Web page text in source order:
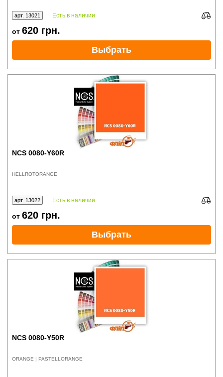
арт. 13021 Есть в наличии
от 620 грн.
Выбрать
NCS 0080-Y60R
HELLROTORANGE
арт. 13022 Есть в наличии
от 620 грн.
Выбрать
NCS 0080-Y50R
ORANGE | PASTELLORANGE